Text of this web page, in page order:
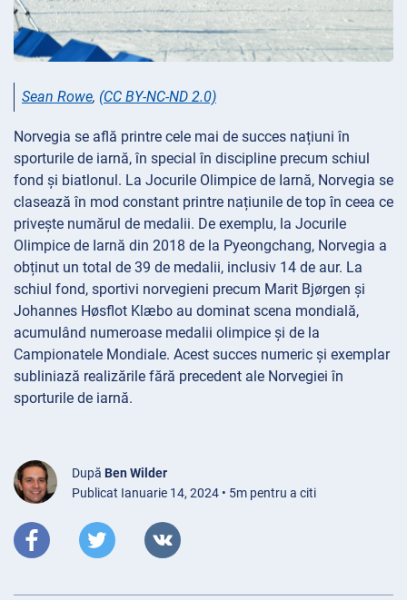
Sean Rowe, (CC BY-NC-ND 2.0)
Norvegia se află printre cele mai de succes națiuni în
sporturile de iarnă, în special în discipline precum schiul
fond și biatlonul. La Jocurile Olimpice de Iarnă, Norvegia se
clasează în mod constant printre națiunile de top în ceea ce
privește numărul de medalii. De exemplu, la Jocurile
Olimpice de Iarnă din 2018 de la Pyeongchang, Norvegia a
obținut un total de 39 de medalii, inclusiv 14 de aur. La
schiul fond, sportivi norvegieni precum Marit Bjørgen și
Johannes Høsflot Klæbo au dominat scena mondială,
acumulând numeroase medalii olimpice și de la
Campionatele Mondiale. Acest succes numeric și exemplar
subliniază realizările fără precedent ale Norvegiei în
sporturile de iarnă.
După Ben Wilder
Publicat Ianuarie 14, 2024 • 5m pentru a citi